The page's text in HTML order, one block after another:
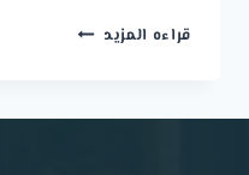
قراءه المزيد أفضل